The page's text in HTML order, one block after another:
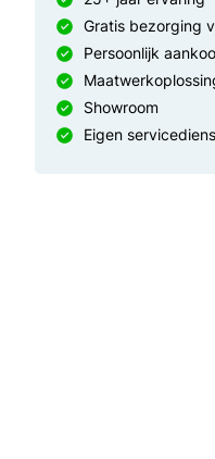
Gratis bezorging
Persoonlijk
Showroom
Eigen